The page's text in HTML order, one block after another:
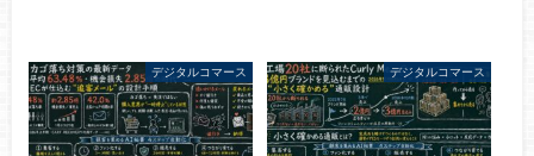
デジタルコマース デジタルコマース